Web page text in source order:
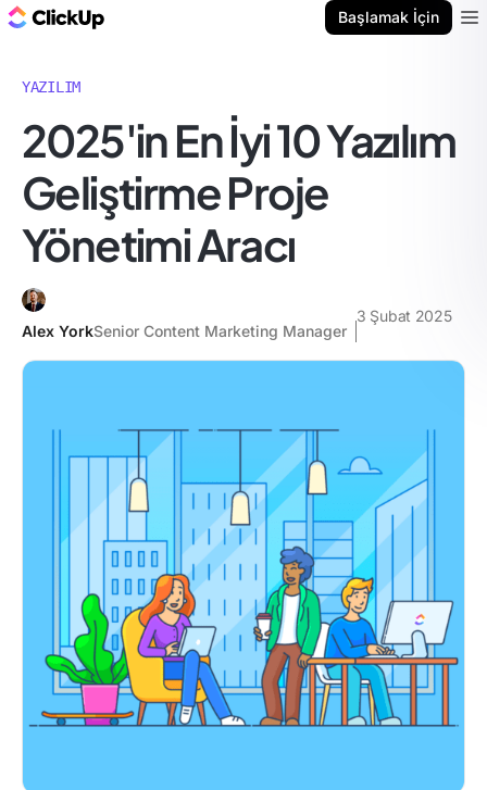
Başlamak İçin
YAZILIM
2025'in En İyi 10 Yazılım
Geliştirme Proje
Yönetimi Aracı
Alex YorkSenior Content Marketing Manager
3 Şubat 2025